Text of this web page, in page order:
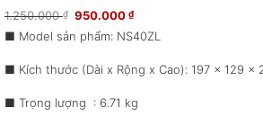
1.250.000₫
Giá
là:
950.000 ₫Giá
tại
■ Model sản phẩm: NS40ZL
■ Kích thước (Dài x Rộng x Cao): 197 x 129 x
■ Trọng lượng : 6.71 kg